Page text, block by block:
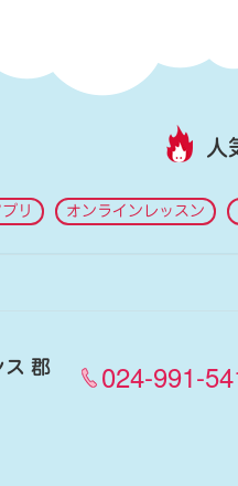
人
リ オンラインレッスン
郡 024-991-